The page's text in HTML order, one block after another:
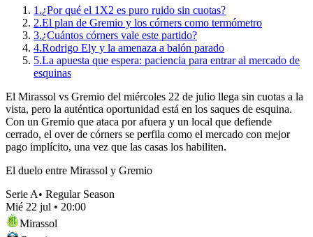
1.¿Por qué el 1X2 es puro ruido sin cuotas?
2.El plan de Gremio y los córners como termómetro
3.¿Cuántos córners vale este partido?
4.Rodrigo Ely y la amenaza a balón parado
5.La apuesta que espera: paciencia para entrar al mercado de
esquinas
El Mirassol vs Gremio del miércoles 22 de julio llega sin cuotas a la
vista, pero la auténtica oportunidad está en los saques de esquina.
Con un Gremio que ataca por afuera y un local que defiende
cerrado, el over de córners se perfila como el mercado con mejor
pago implícito, una vez que las casas los habiliten.
El duelo entre Mirassol y Gremio
Serie A• Regular Season
Mié 22 jul • 20:00
Mirassol